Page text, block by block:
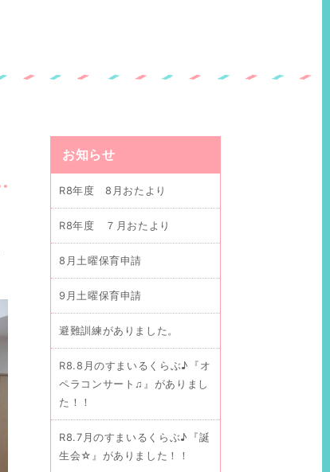
お知らせ
R8年度 8月おたより
R8年度 ７月おたより
8月土曜保育申請
9月土曜保育申請
避難訓練がありました。
R8.8月のすまいるくらぶ♪『オ
ペラコンサート♫』がありまし
た！！
R8.7月のすまいるくらぶ♪『誕
生会☆』がありました！！